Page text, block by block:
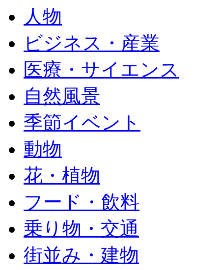
人物
ビジネス・産業
医療・サイエンス
自然風景
季節イベント
動物
花・植物
フード・飲料
乗り物・交通
街並み・建物